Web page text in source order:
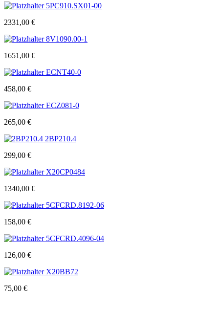
5PC910.SX01-00
2331,00 €
8V1090.00-1
1651,00 €
ECNT40-0
458,00 €
ECZ081-0
265,00 €
2BP210.4
299,00 €
X20CP0484
1340,00 €
5CFCRD.8192-06
158,00 €
5CFCRD.4096-04
126,00 €
X20BB72
75,00 €